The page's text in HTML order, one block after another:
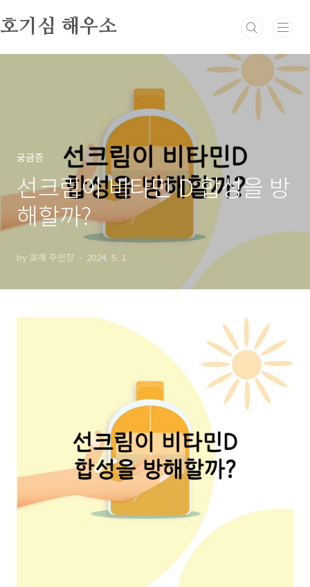
호기심 해우소
궁금증
선크림이 비타민 D 합성을 방
해할까?
by 호해 주인장 2024. 5. 1.